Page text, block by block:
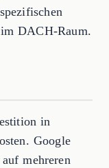
DACH-Raum.
in
Google
mehreren